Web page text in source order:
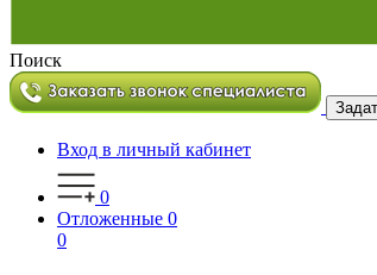
Поиск
Вход в личный кабинет
0
Отложенные 0
0